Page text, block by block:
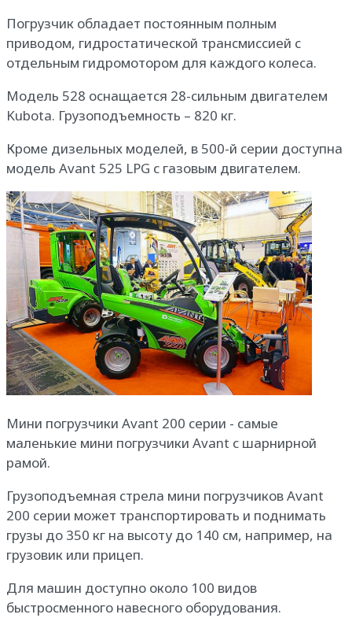
Погрузчик обладает постоянным полным
приводом, гидростатической трансмиссией с
отдельным гидромотором для каждого колеса.
Модель 528 оснащается 28-сильным двигателем
Kubota. Грузоподъемность – 820 кг.
Кроме дизельных моделей, в 500-й серии доступна
модель Avant 525 LPG с газовым двигателем.
Мини погрузчики Avant 200 серии - самые
маленькие мини погрузчики Avant с шарнирной
рамой.
Грузоподъемная стрела мини погрузчиков Avant
200 серии может транспортировать и поднимать
грузы до 350 кг на высоту до 140 см, например, на
грузовик или прицеп.
Для машин доступно около 100 видов
быстросменного навесного оборудования.